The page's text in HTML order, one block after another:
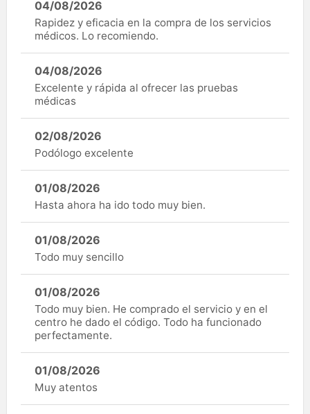
04/08/2026
Rapidez y eficacia en la compra de los servicios
médicos. Lo recomiendo.
04/08/2026
Excelente y rápida al ofrecer las pruebas
médicas
02/08/2026
Podólogo excelente
01/08/2026
Hasta ahora ha ido todo muy bien.
01/08/2026
Todo muy sencillo
01/08/2026
Todo muy bien. He comprado el servicio y en el
centro he dado el código. Todo ha funcionado
perfectamente.
01/08/2026
Muy atentos